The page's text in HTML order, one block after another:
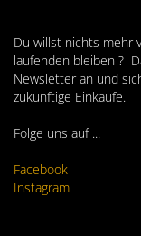
Du willst nichts mehr
laufenden bleiben ?
Newsletter an und
zukünftige Einkäufe.
Folge uns auf ...
Facebook
Instagram